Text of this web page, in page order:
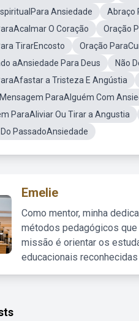
Ansiedade
Abraço
O Coração
Oração
TirarEncosto
Oração
aAnsiedade Para Deus
Não
a Tristeza E Angústia
ParaAlguém Com
ParaAliviar Ou Tirar a Angustia
PassadoAnsiedade
Emelie
Como mentor, minha
métodos pedagógicos
missão é orientar os
educacionais